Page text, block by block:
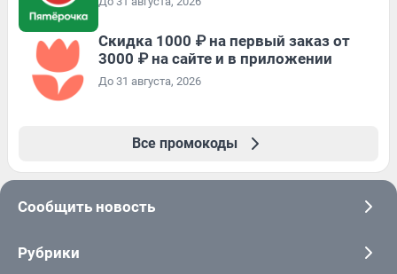
Скидка 1000 ₽ на первый заказ от
3000 ₽ на сайте и в приложении
До 31 августа, 2026
Все промокоды
Сообщить новость
Рубрики